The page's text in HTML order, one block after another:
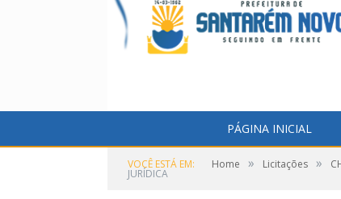
PÁGINA INICIAL
VOCÊ ESTÁ EM: Home » Licitações »
JURÍDICA